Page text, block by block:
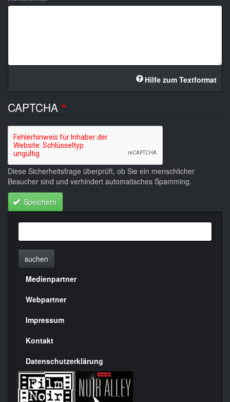
Hilfe zum Textformat
CAPTCHA
Diese Sicherheitsfrage überprüft, ob Sie ein menschlicher
Besucher sind und verhindert automatisches Spamming.
Speichern
suchen
Menülinks
rechte
Seite
Medienpartner
Webpartner
Impressum
Kontakt
Datenschutzerklärung